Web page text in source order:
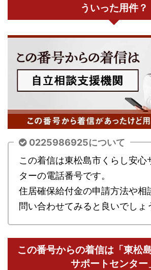
ういった用件？
0225986925について
この着信は東松島市くらし安心
ターの電話番号です。
住居確保給付金の申請方法や相
問い合わせてみると良いでしょ
この番号からの着信は「東松
サポートセンター